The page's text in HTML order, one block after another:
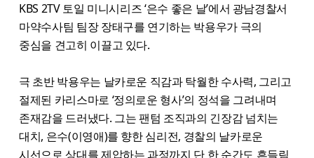
KBS 2TV 토일 미니시리즈 ‘은수 좋은 날’에서 광남경찰서
마약수사팀 팀장 장태구를 연기하는 박용우가 극의
중심을 견고히 이끌고 있다.
극 초반 박용우는 날카로운 직감과 탁월한 수사력, 그리고
절제된 카리스마로 ‘정의로운 형사’의 정석을 그려내며
존재감을 드러냈다. 그는 팬텀 조직과의 긴장감 넘치는
대치, 은수(이영애)를 향한 심리전, 경찰의 날카로운
시선으로 상대를 제압하는 과정까지 단 한 순간도 흔들림